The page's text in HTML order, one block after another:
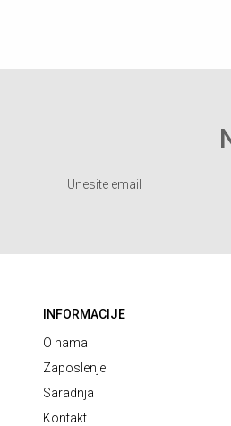
INFORMACIJE
O nama
Zaposlenje
Saradnja
Kontakt